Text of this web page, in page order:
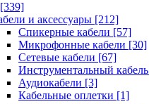
[339]
и аксессуары [212]
Спикерные кабели [57]
Микрофонные кабели [30]
Сетевые кабели [67]
Инструментальный кабель
Аудиокабели [3]
Кабельные оплетки [1]